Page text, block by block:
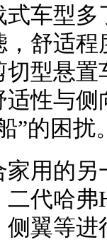
车型
舒适
型悬
性与
”的困扰
用的
代哈
翼等